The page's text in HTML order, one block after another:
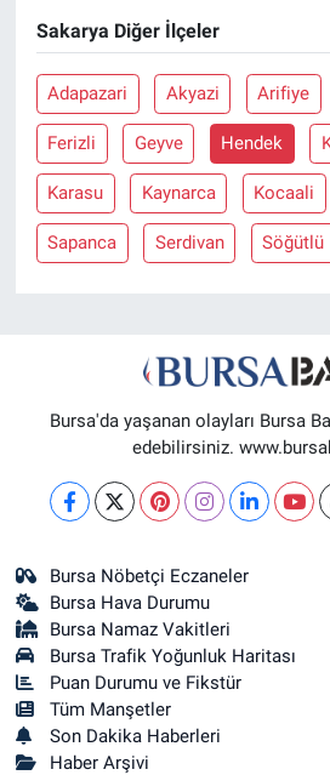
Sakarya Diğer İlçeler
Adapazari Akyazi Arifiye
Ferizli Geyve Hendek
Karasu Kaynarca Kocaali
Sapanca Serdivan Söğütlü
Bursa'da yaşanan olayları Bursa
edebilirsiniz.
Bursa Nöbetçi Eczaneler
Bursa Hava Durumu
Bursa Namaz Vakitleri
Bursa Trafik Yoğunluk Haritası
Puan Durumu ve Fikstür
Tüm Manşetler
Son Dakika Haberleri
Haber Arşivi
Nöbetçi Eczaneler